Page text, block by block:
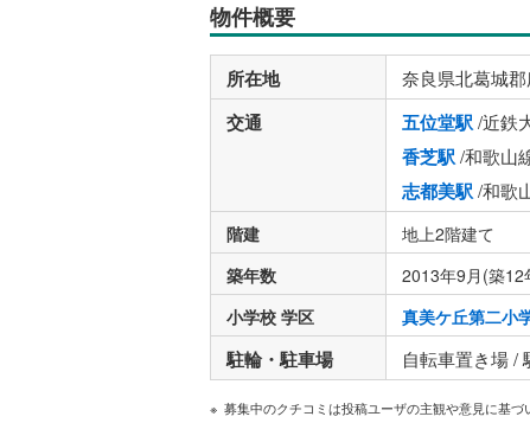
物件概要
所在地 奈良県北葛城
交通 五位堂駅/近鉄
香芝駅/和歌山
志都美駅/和歌
階建 地上2階建て
築年数
2013年9月(築12
小学校 学区
真美ケ丘第二小
駐輪・駐車場 自転車置き場 /
募集中のクチコミは投稿ユーザの主観や意見に基